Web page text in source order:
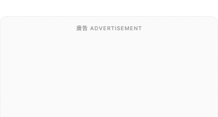
廣告 ADVERTISEMENT